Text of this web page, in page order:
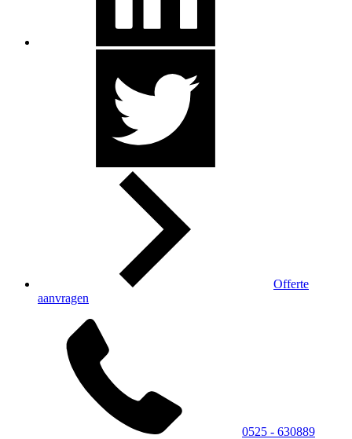
Offerte
aanvragen
0525 - 630889